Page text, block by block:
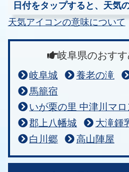
日付をタップすると、天気
天気アイコンの意味について
岐阜県のおすす
岐阜城 養老の滝
馬籠宿
いが栗の里 中津川マロ
郡上八幡城
大滝鍾
白川郷
高山陣屋